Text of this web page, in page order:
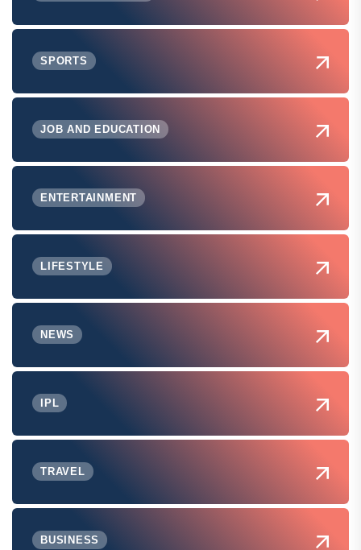
SPORTS
JOB AND EDUCATION
ENTERTAINMENT
LIFESTYLE
NEWS
IPL
TRAVEL
BUSINESS